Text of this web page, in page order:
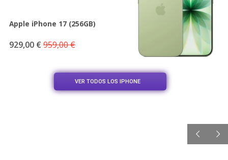
VER TODOS LOS IPHONE
Apple iPhone 17 (256GB)
929,00 € 959,00€